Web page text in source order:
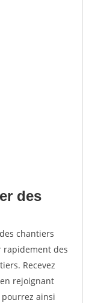
des
chantiers
rapidement des
Recevez
rejoignant
ainsi